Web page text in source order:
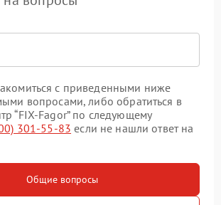
с приведенными ниже
вопросами, либо обратиться в
“FIX-Fagor” по следующему
301-55-83 если не нашли ответ на
Общие вопросы